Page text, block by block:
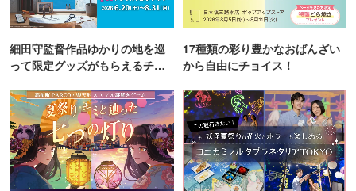
細田守監督作品ゆかりの地を巡
って限定グッズがもらえるチャ
17種類の彩り豊かなおばんざい
から自由にチョイス！